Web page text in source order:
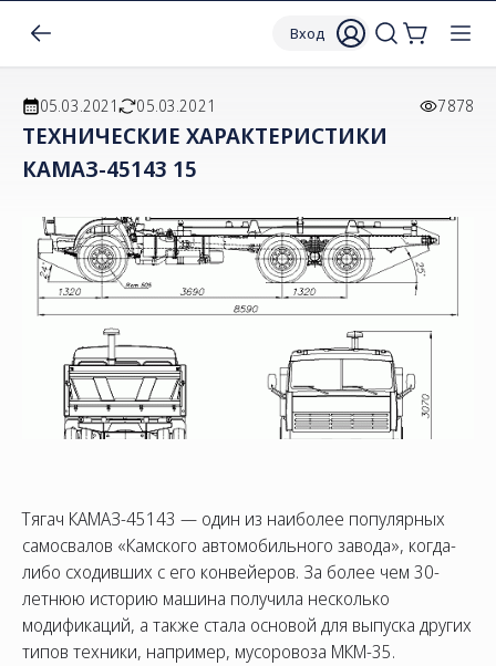
Вход
05.03.2021 05.03.2021 7878
ТЕХНИЧЕСКИЕ ХАРАКТЕРИСТИКИ
КАМАЗ-45143 15
Тягач КАМАЗ-45143 — один из наиболее популярных
самосвалов «Камского автомобильного завода», когда-
либо сходивших с его конвейеров. За более чем 30-
летнюю историю машина получила несколько
модификаций, а также стала основой для выпуска других
типов техники, например, мусоровоза МКМ-35.